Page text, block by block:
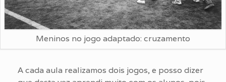
Meninos no jogo adaptado: cruzamento
A cada aula realizamos dois jogos, e posso dizer